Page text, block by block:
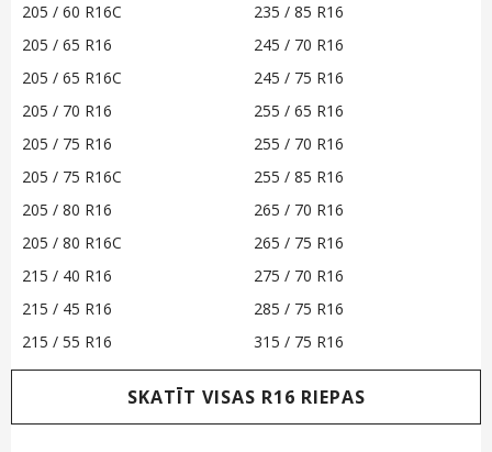
205 / 60 R16C
205 / 65 R16
205 / 65 R16C
205 / 70 R16
205 / 75 R16
205 / 75 R16C
205 / 80 R16
205 / 80 R16C
215 / 40 R16
215 / 45 R16
215 / 55 R16
235 / 85 R16
245 / 70 R16
245 / 75 R16
255 / 65 R16
255 / 70 R16
255 / 85 R16
265 / 70 R16
265 / 75 R16
275 / 70 R16
285 / 75 R16
315 / 75 R16
SKATĪT VISAS R16 RIEPAS